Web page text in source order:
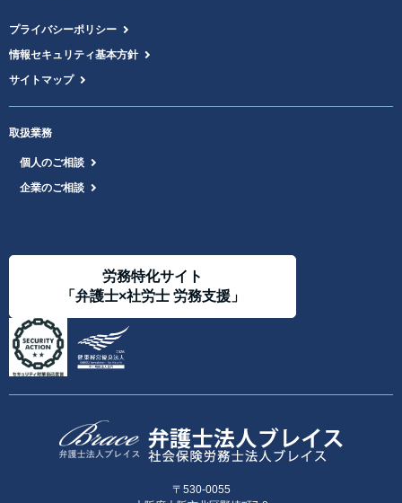
プライバシーポリシー
情報セキュリティ基本方針
サイトマップ
取扱業務
個人のご相談
企業のご相談
労務特化サイト
「弁護士×社労士 労務支援」
〒530-0055